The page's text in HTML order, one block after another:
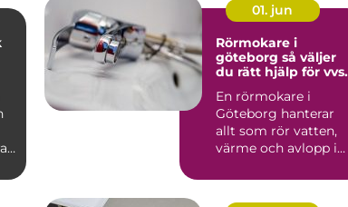
01. jun
Rörmokare i
göteborg så väljer
du rätt hjälp för vvs
En rörmokare i
Göteborg hanterar
allt som rör vatten,
värme och avlopp i
lägenheter och...